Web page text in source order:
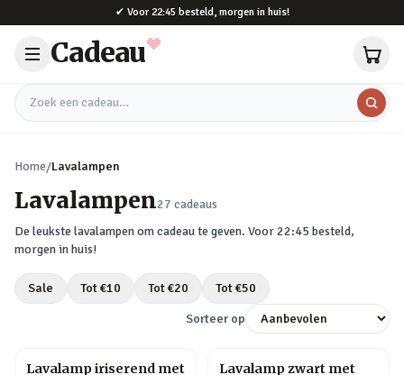
✔ Voor 22:45 besteld, morgen in huis!
Cadeau
Zoek een cadeau
Home/Lavalampen
Lavalampen27 cadeaus
De leukste lavalampenom cadeau te geven. Voor 22:45 besteld,
morgen in huis!
Sale Tot €10 Tot €20 Tot €50
Sorteer op
Lavalamp iriserend met
Lavalamp zwart met